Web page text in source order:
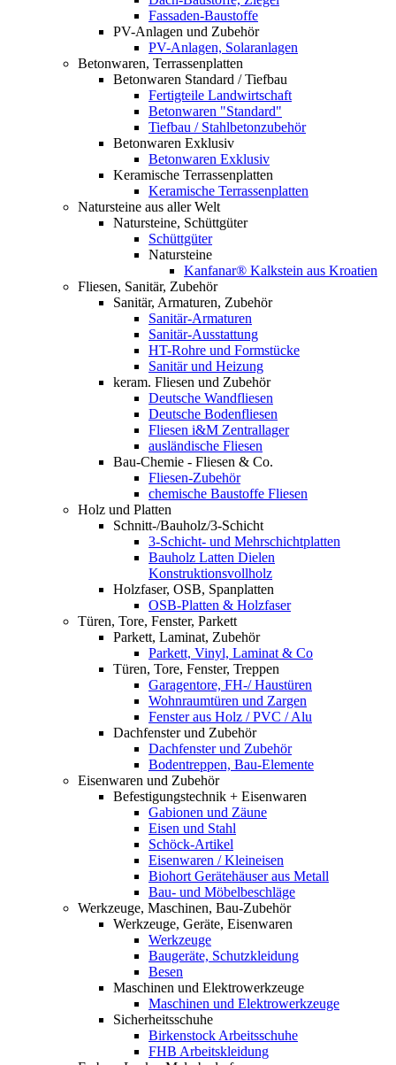
Fassaden-Baustoffe
PV-Anlagen und Zubehör
PV-Anlagen, Solaranlagen
Betonwaren, Terrassenplatten
Betonwaren Standard / Tiefbau
Fertigteile Landwirtschaft
Betonwaren "Standard"
Tiefbau / Stahlbetonzubehör
Betonwaren Exklusiv
Betonwaren Exklusiv
Keramische Terrassenplatten
Keramische Terrassenplatten
Natursteine aus aller Welt
Natursteine, Schüttgüter
Schüttgüter
Natursteine
Kanfanar® Kalkstein aus Kroatien
Fliesen, Sanitär, Zubehör
Sanitär, Armaturen, Zubehör
Sanitär-Armaturen
Sanitär-Ausstattung
HT-Rohre und Formstücke
Sanitär und Heizung
keram. Fliesen und Zubehör
Deutsche Wandfliesen
Deutsche Bodenfliesen
Fliesen i&M Zentrallager
ausländische Fliesen
Bau-Chemie - Fliesen & Co.
Fliesen-Zubehör
chemische Baustoffe Fliesen
Holz und Platten
Schnitt-/Bauholz/3-Schicht
3-Schicht- und Mehrschichtplatten
Bauholz Latten Dielen
Konstruktionsvollholz
Holzfaser, OSB, Spanplatten
OSB-Platten & Holzfaser
Türen, Tore, Fenster, Parkett
Parkett, Laminat, Zubehör
Parkett, Vinyl, Laminat & Co
Türen, Tore, Fenster, Treppen
Garagentore, FH-/ Haustüren
Wohnraumtüren und Zargen
Fenster aus Holz / PVC / Alu
Dachfenster und Zubehör
Dachfenster und Zubehör
Bodentreppen, Bau-Elemente
Eisenwaren und Zubehör
Befestigungstechnik + Eisenwaren
Gabionen und Zäune
Eisen und Stahl
Schöck-Artikel
Eisenwaren / Kleineisen
Biohort Gerätehäuser aus Metall
Bau- und Möbelbeschläge
Werkzeuge, Maschinen, Bau-Zubehör
Werkzeuge, Geräte, Eisenwaren
Werkzeuge
Baugeräte, Schutzkleidung
Besen
Maschinen und Elektrowerkzeuge
Maschinen und Elektrowerkzeuge
Sicherheitsschuhe
Birkenstock Arbeitsschuhe
FHB Arbeitskleidung